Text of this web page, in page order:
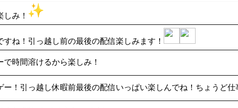
み！
すね！引っ越し前の最後の配信楽しみます！
で時間溶けるから楽しみ！
ー！引っ越し休暇前最後の配信いっぱい楽しんでね！ちょうど